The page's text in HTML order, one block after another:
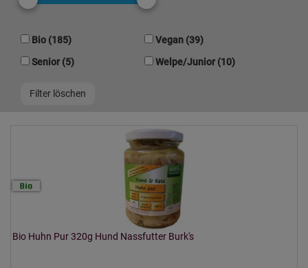
Bio (185)
Vegan (39)
Senior (5)
Welpe/Junior (10)
Bio Huhn Pur 320g Hund Nassfutter Burk's